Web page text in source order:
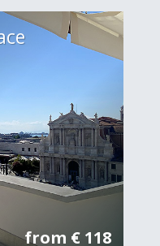
from € 118